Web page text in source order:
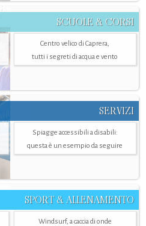
SCUOLE & CORSI
Centro velico di Caprera,
tutti i segreti di acqua e vento
SERVIZI
Spiagge accessibili a disabili:
questa è un esempio da seguire
SPORT & ALLENAMENTO
Windsurf, a caccia di onde